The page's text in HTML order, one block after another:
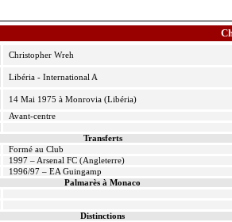
Christopher Wreh
Libéria - International A
14 Mai 1975 à Monrovia (Libéria)
Avant-centre
Transferts
Formé au Club
1997 – Arsenal FC (Angleterre)
1996/97 – EA Guingamp
Palmarès à Monaco
Distinctions